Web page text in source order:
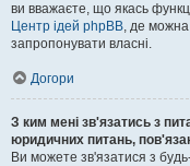
ви вважаєте, що якась
Центр ідей phpBB, де можна
запропонувати власні.
Догори
З ким мені зв'язатись з
юридичних питань,
Ви можете зв'язатися з